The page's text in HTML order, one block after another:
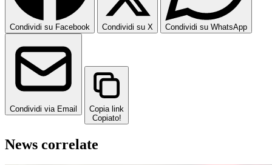
Condividi su Facebook Condividi su X Condividi su WhatsApp
Condividi via Email
Copia link
Copiato!
News correlate